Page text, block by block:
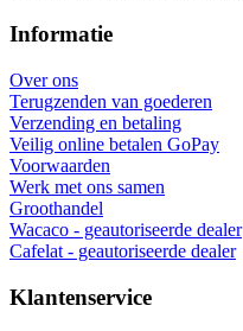
Informatie
Over ons
Terugzenden van goederen
Verzending en betaling
Veilig online betalen GoPay
Voorwaarden
Werk met ons samen
Groothandel
Wacaco - geautoriseerde dealer
Cafelat - geautoriseerde dealer
Klantenservice